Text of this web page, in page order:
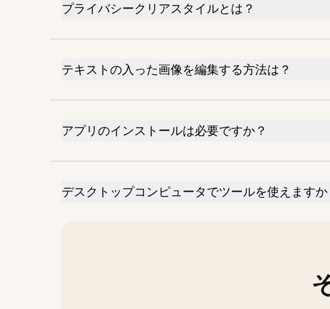
プライバシークリアスタイルとは？
テキストの入った画像を編集する方法は？
アプリのインストールは必要ですか？
デスクトップコンピュータでツールを使えますか